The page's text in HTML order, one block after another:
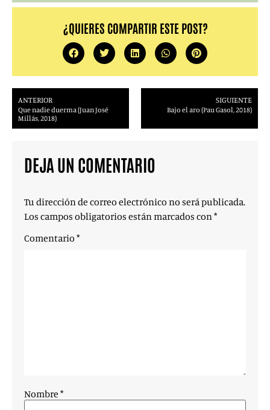
¿QUIERES COMPARTIR ESTE POST?
ANTERIOR
Que nadie duerma (Juan José
Millás, 2018)
SIGUIENTE
Bajo el aro (Pau Gasol, 2018)
DEJA UN COMENTARIO
Tu dirección de correo electrónico no será publicada.
Los campos obligatorios están marcados con*
Comentario *
Nombre *